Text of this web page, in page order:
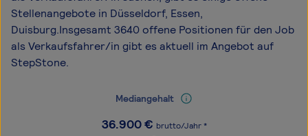
Stellenangebote in Düsseldorf, Essen,
Duisburg.Insgesamt 3640 offene Positionen für den Job
als Verkaufsfahrer/in gibt es aktuell im Angebot auf
StepStone.
Mediangehalt
36.900€ brutto/Jahr *